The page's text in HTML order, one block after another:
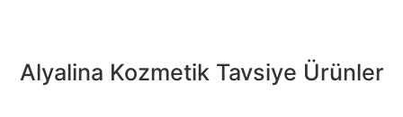
Alyalina Kozmetik Tavsiye Ürünler